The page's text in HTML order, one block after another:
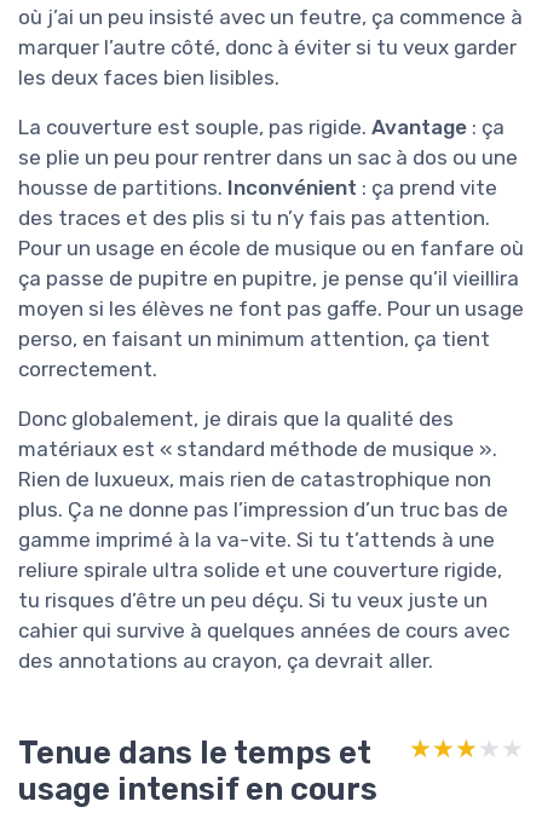
où j’ai un peu insisté avec un feutre, ça commence à
marquer l’autre côté, donc à éviter si tu veux garder
les deux faces bien lisibles.
La couverture est souple, pas rigide. Avantage : ça
se plie un peu pour rentrer dans un sac à dos ou une
housse de partitions. Inconvénient : ça prend vite
des traces et des plis si tu n’y fais pas attention.
Pour un usage en école de musique ou en fanfare où
ça passe de pupitre en pupitre, je pense qu’il vieillira
moyen si les élèves ne font pas gaffe. Pour un usage
perso, en faisant un minimum attention, ça tient
correctement.
Donc globalement, je dirais que la qualité des
matériaux est « standard méthode de musique ».
Rien de luxueux, mais rien de catastrophique non
plus. Ça ne donne pas l’impression d’un truc bas de
gamme imprimé à la va-vite. Si tu t’attends à une
reliure spirale ultra solide et une couverture rigide,
tu risques d’être un peu déçu. Si tu veux juste un
cahier qui survive à quelques années de cours avec
des annotations au crayon, ça devrait aller.
Tenue dans le temps et
usage intensif en cours
★★★★★
★★★★★